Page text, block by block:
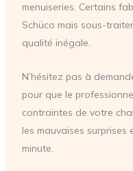
menuiseries. Certains
Schüco mais sous-
qualité inégale.
N’hésitez pas à
pour que le
contraintes de votre
les mauvaises surprises
minute.